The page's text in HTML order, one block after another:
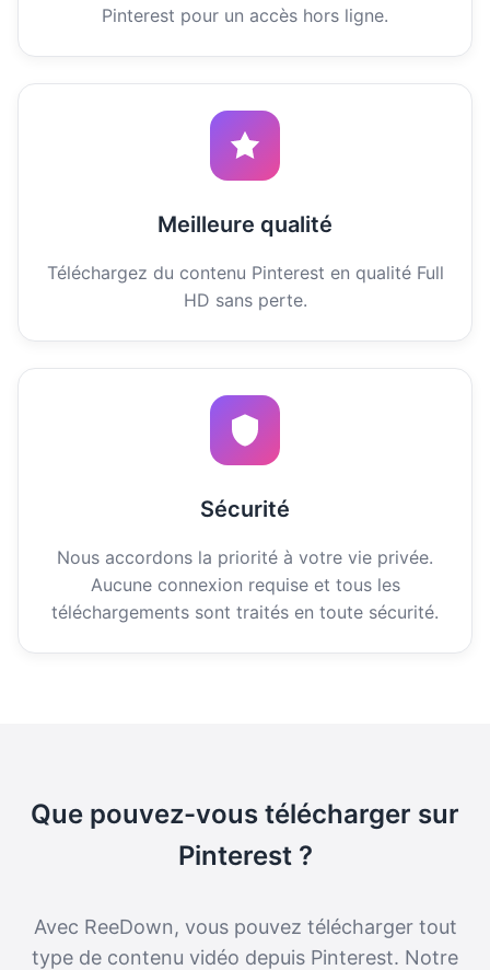
Pinterest pour un accès hors ligne.
Meilleure qualité
Téléchargez du contenu Pinterest en qualité Full
HD sans perte.
Sécurité
Nous accordons la priorité à votre vie privée.
Aucune connexion requise et tous les
téléchargements sont traités en toute sécurité.
Que pouvez-vous télécharger sur
Pinterest ?
Avec ReeDown, vous pouvez télécharger tout
type de contenu vidéo depuis Pinterest. Notre